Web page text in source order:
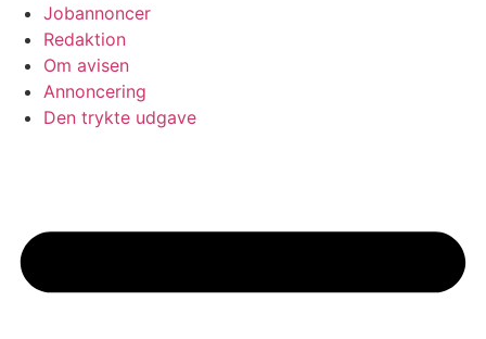
Jobannoncer
Redaktion
Om avisen
Annoncering
Den trykte udgave